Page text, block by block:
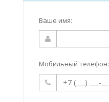
Ваше имя:
Мобильный телефон: